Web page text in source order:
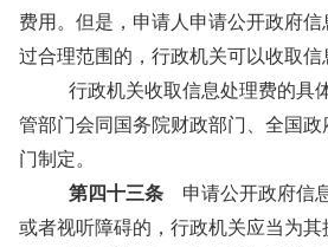
费用。但是，申请人申请公开政府
过合理范围的，行政机关可以收取信
行政机关收取信息处理费的具
管部门会同国务院财政部门、全国
门制定。
第四十三条 申请公开政府信
或者视听障碍的，行政机关应当为其